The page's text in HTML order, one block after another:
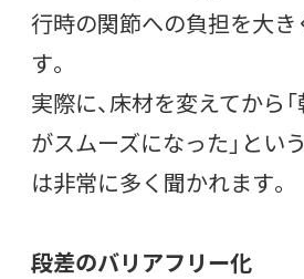
行時の関節への負担を大き
す。
実際に、床材を変えてから
がスムーズになった」とい
は非常に多く聞かれます。
段差のバリアフリー化